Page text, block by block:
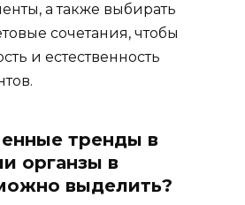
а также выбирать
сочетания, чтобы
и естественность
тренды в
органзы в
выделить?